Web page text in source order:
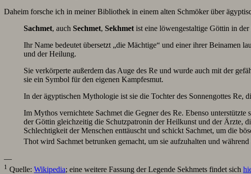
Daheim forsche ich in meiner Bibliothek in einem alten Schmöker über
Sachmet, auch Sechmet, Sekhmet ist eine löwengestaltige Göttin in
Ihr Name bedeutet übersetzt „die Mächtige“ und einer ihrer Beinamen
und der Heilung.
Sie verkörperte außerdem das Auge des Re und wurde auch mit der
sie ein Symbol für den eigenen Kampfesmut.
In der ägyptischen Mythologie ist sie die Tochter des Sonnengottes Re,
Im Mythos vernichtete Sachmet die Gegner des Re. Ebenso
der Göttin gleichzeitig die Schutzpatronin der Heilkunst und der Ärzte,
Schlechtigkeit der Menschen enttäuscht und schickt Sachmet, um die
Thot wird Sachmet betrunken gemacht, um sie aufzuhalten und
—
1 Quelle: Wikipedia; eine weitere Fassung der Legende Sekhmets findet sich